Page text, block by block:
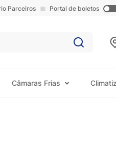
Parceiros Portal de boletos
Câmaras Frias